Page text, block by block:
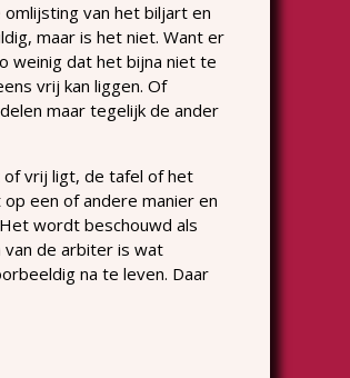
van het biljart en
maar is het niet. Want er
weinig dat het bijna niet te
vrij kan liggen. Of
maar tegelijk de ander
of vrij ligt, de tafel of het
een of andere manier en
wordt beschouwd als
de arbiter is wat
na te leven. Daar